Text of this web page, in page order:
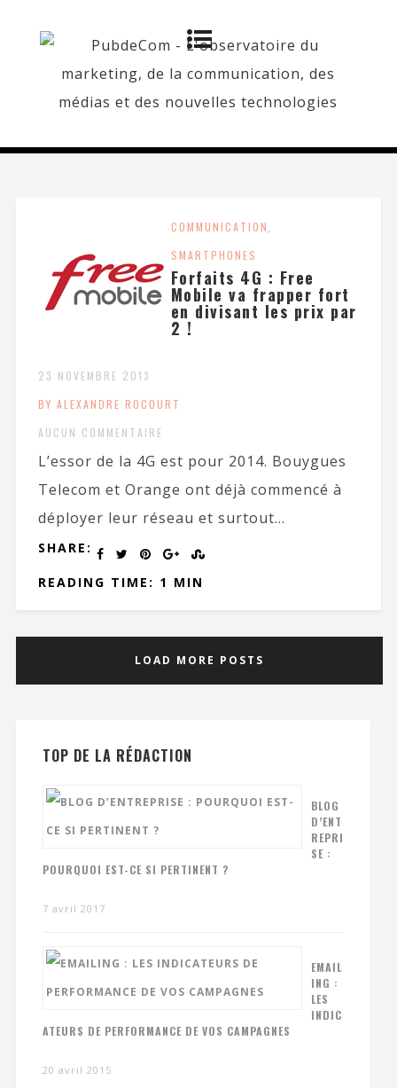
COMMUNICATION,
SMARTPHONES
Forfaits 4G : Free
Mobile va frapper fort
en divisant les prix par
2 !
23 NOVEMBRE 2013
BY ALEXANDRE ROCOURT
AUCUN COMMENTAIRE
L’essor de la 4G est pour 2014. Bouygues
Telecom et Orange ont déjà commencé à
déployer leur réseau et surtout...
SHARE:
READING TIME: 1 MIN
LOAD MORE POSTS
TOP DE LA RÉDACTION
BLOG
D’ENT
REPRI
SE :
POURQUOI EST-CE SI PERTINENT ?
7 avril 2017
EMAIL
ING :
LES
INDIC
ATEURS DE PERFORMANCE DE VOS CAMPAGNES
20 avril 2015